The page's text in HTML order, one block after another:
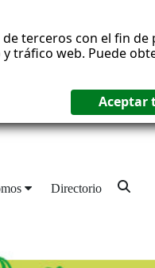
de terceros con el fin
tráfico web. Puede
Directorio